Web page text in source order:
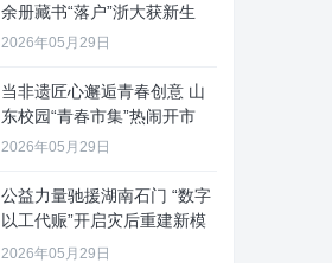
余册藏书“落户”浙大获新生
2026年05月29日
当非遗匠心邂逅青春创意 山
东校园“青春市集”热闹开市
2026年05月29日
公益力量驰援湖南石门 “数字
以工代赈”开启灾后重建新模
式
2026年05月29日